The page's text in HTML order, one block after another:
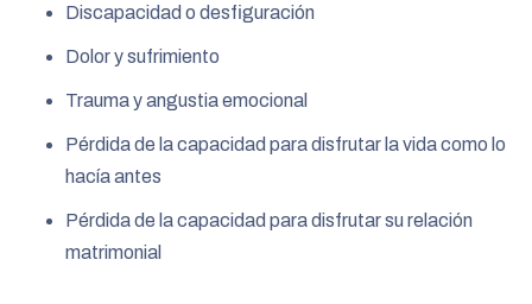
Discapacidad o desfiguración
Dolor y sufrimiento
Trauma y angustia emocional
Pérdida de la capacidad para disfrutar la vida como lo
hacía antes
Pérdida de la capacidad para disfrutar su relación
matrimonial